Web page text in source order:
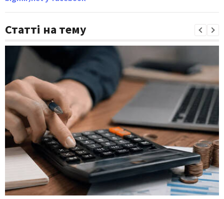
Статті на тему